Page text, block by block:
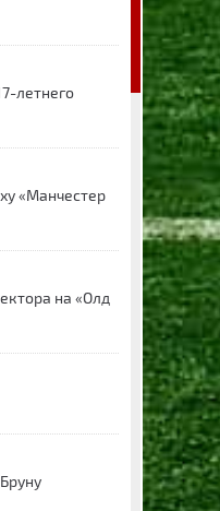
летнего
«Манчестер
на «Олд